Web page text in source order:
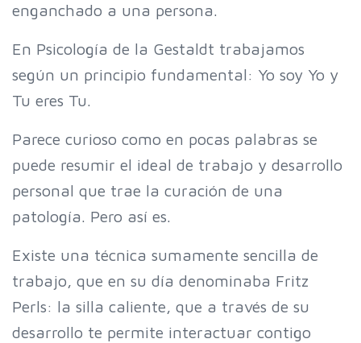
enganchado a una persona.
En Psicología de la Gestaldt trabajamos
según un principio fundamental: Yo soy Yo y
Tu eres Tu.
Parece curioso como en pocas palabras se
puede resumir el ideal de trabajo y desarrollo
personal que trae la curación de una
patología. Pero así es.
Existe una técnica sumamente sencilla de
trabajo, que en su día denominaba Fritz
Perls: la silla caliente, que a través de su
desarrollo te permite interactuar contigo